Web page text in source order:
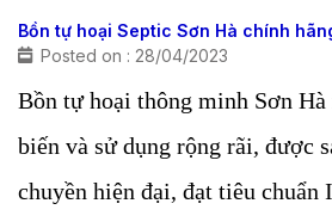
Bồn tự hoại Septic Sơn Hà chính
Posted on : 28/04/2023
Bồn tự hoại thông minh Sơn Hà
biến và sử dụng rộng rãi, được
chuyền hiện đại, đạt tiêu chuẩn